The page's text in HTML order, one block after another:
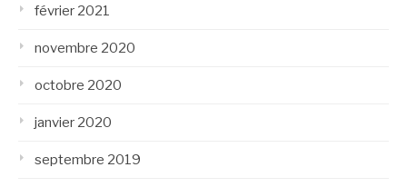
février 2021
novembre 2020
octobre 2020
janvier 2020
septembre 2019